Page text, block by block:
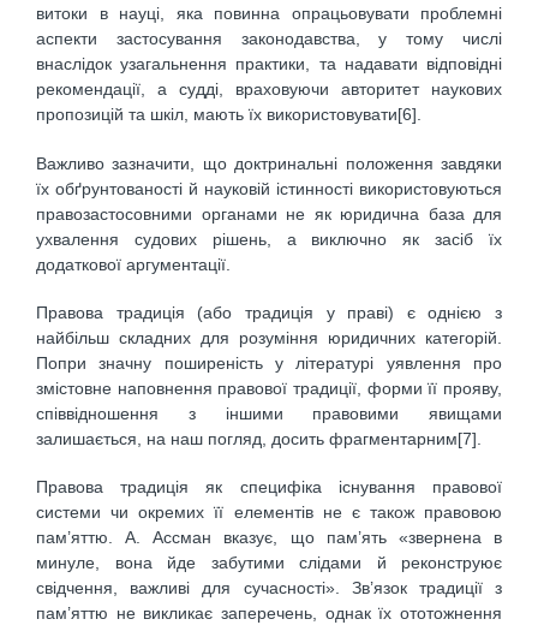
витоки в науці, яка повинна опрацьовувати проблемні
аспекти застосування законодавства, у тому числі
внаслідок узагальнення практики, та надавати відповідні
рекомендації, а судді, враховуючи авторитет наукових
пропозицій та шкіл, мають їх використовувати[6].
Важливо зазначити, що доктринальні положення завдяки
їх обґрунтованості й науковій істинності використовуються
правозастосовними органами не як юридична база для
ухвалення судових рішень, а виключно як засіб їх
додаткової аргументації.
Правова традиція (або традиція у праві) є однією з
найбільш складних для розуміння юридичних категорій.
Попри значну поширеність у літературі уявлення про
змістовне наповнення правової традиції, форми її прояву,
співвідношення з іншими правовими явищами
залишається, на наш погляд, досить фрагментарним[7].
Правова традиція як специфіка існування правової
системи чи окремих її елементів не є також правовою
пам’яттю. А. Ассман вказує, що пам’ять «звернена в
минуле, вона йде забутими слідами й реконструює
свідчення, важливі для сучасності». Зв’язок традиції з
пам’яттю не викликає заперечень, однак їх ототожнення